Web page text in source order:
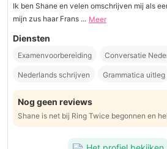
Ik ben Shane en velen omschrijven mij als
mijn zus haar Frans ... Meer
Diensten
Examenvoorbereiding Conversatie
Nederlands schrijven Grammatica uitleg
Nog geen reviews
Shane is net bij Ring Twice begonnen en